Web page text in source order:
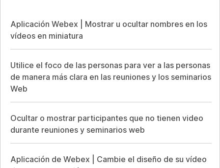
Aplicación Webex | Mostrar u ocultar nombres en los
vídeos en miniatura
Utilice el foco de las personas para ver a las personas
de manera más clara en las reuniones y los seminarios
Web
Ocultar o mostrar participantes que no tienen video
durante reuniones y seminarios web
Aplicación de Webex | Cambie el diseño de su vídeo